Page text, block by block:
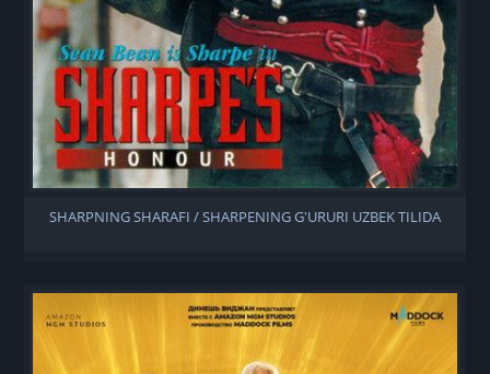
SHARPNING SHARAFI / SHARPENING G'URURI UZBEK TILIDA